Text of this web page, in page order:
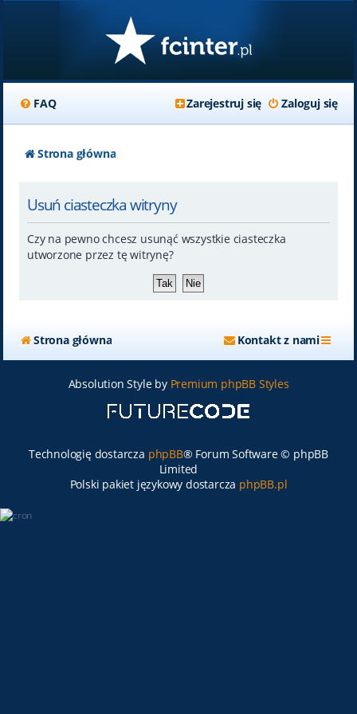
FAQ Zaloguj się
Zarejestruj się
Strona główna
Usuń ciasteczka witryny
Czy na pewno chcesz usunąć wszystkie ciasteczka
utworzone przez tę witrynę?
Strona główna Kontakt z nami
Absolution Style by Premium phpBB Styles
Technologię dostarcza phpBB® Forum Software © phpBB
Limited
Polski pakiet językowy dostarcza phpBB.pl